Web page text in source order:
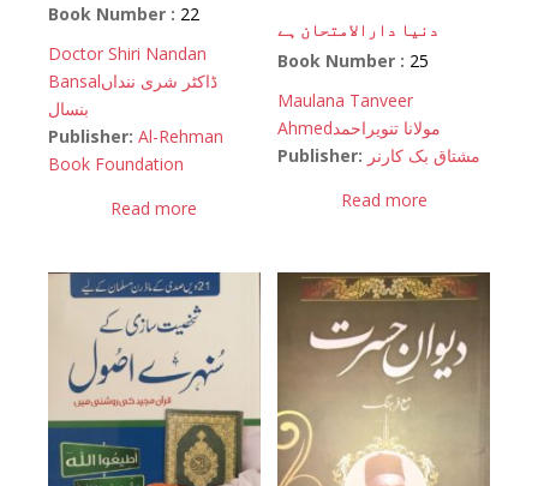
Book Number : 22
Doctor Shiri Nandan
Bansalڈاکٹر شری ننداں
بنسال
Publisher: Al-Rehman
Book Foundation
Read more
دنیا دارالامتحان ہے
Book Number : 25
Maulana Tanveer
Ahmedمولانا تنویراحمد
Publisher: مشتاق بک کارنر
Read more